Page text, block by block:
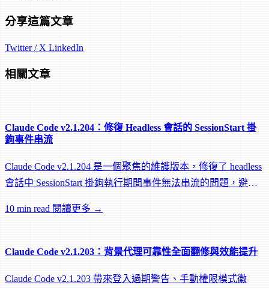
分享這篇文章
Twitter / X LinkedIn
相關文章
Claude Code v2.1.204：修復 Headless 會話的 SessionStart 掛
鉤事件串流
Claude Code v2.1.204 是一個聚焦的維護版本，修復了 headless
會話中 SessionStart 掛鉤執行期間事件無法串流的問題，避免
10 min read 閱讀更多 →
Claude Code v2.1.203：背景代理可靠性全面翻修與效能提升
Claude Code v2.1.203 帶來登入過期警告、手動權限模式徽